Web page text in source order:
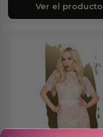
Ver el producto